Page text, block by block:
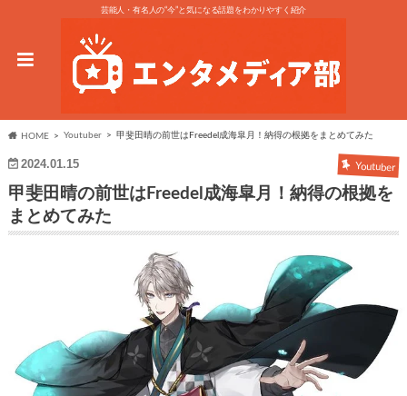
芸能人・有名人の“今”と気になる話題をわかりやすく紹介
HOME Youtuber 甲斐田晴の前世はFreedel成海皐月！納得の根拠をまとめてみた
2024.01.15 Youtuber
甲斐田晴の前世はFreedel成海皐月！納得の根拠を
まとめてみた